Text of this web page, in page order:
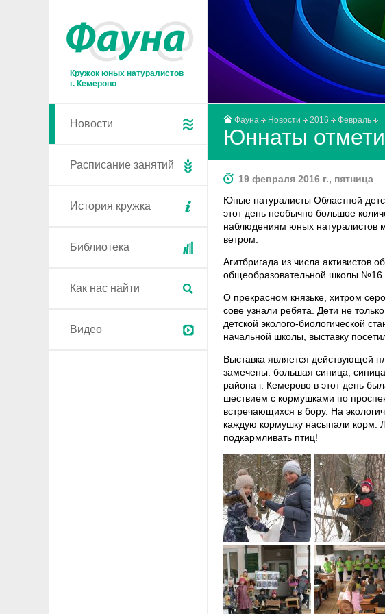
Кружок юных натуралистов
г. Кемерово
Новости
Расписание занятий
История кружка
Библиотека
Как нас найти
Видео
Фауна Новости 2016 Февраль
Юннаты
19 февраля 2016 г., пятница
Юные натуралисты Областной
этот день необычно большое
наблюдениям юных натуралистов
ветром.
Агитбригада из числа
общеобразовательной школы №16
О прекрасном князьке, хитром
сове узнали ребята. Дети не
детской эколого-биологической
начальной школы, выставку
Выставка является действующей
замечены: большая синица,
района г. Кемерово в этот день
шествием с кормушками по
встречающихся в бору. На
каждую кормушку насыпали корм.
подкармливать птиц!